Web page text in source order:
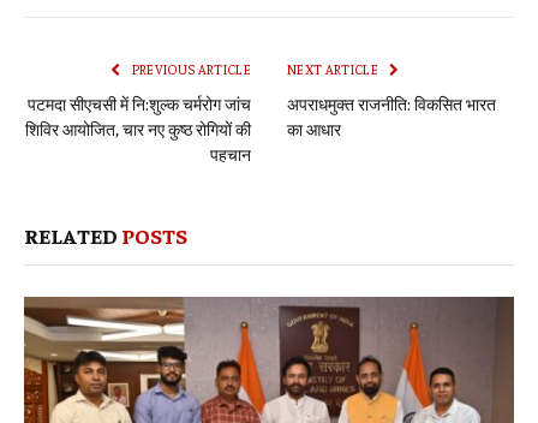
PREVIOUS ARTICLE
पटमदा सीएचसी में नि:शुल्क चर्मरोग जांच
शिविर आयोजित, चार नए कुष्ठ रोगियों की
पहचान
NEXT ARTICLE
अपराधमुक्त राजनीति: विकसित भारत
का आधार
RELATED POSTS